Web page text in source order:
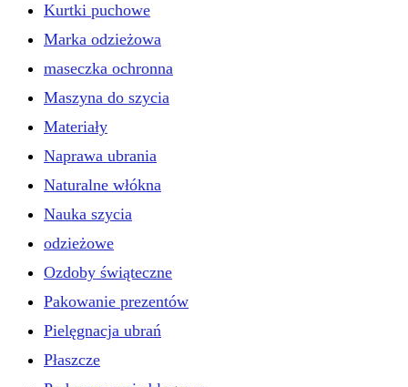
Kurtki puchowe
Marka odzieżowa
maseczka ochronna
Maszyna do szycia
Materiały
Naprawa ubrania
Naturalne włókna
Nauka szycia
odzieżowe
Ozdoby świąteczne
Pakowanie prezentów
Pielęgnacja ubrań
Płaszcze